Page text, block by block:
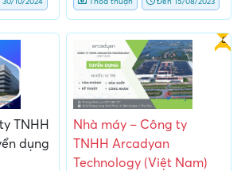
TNHH
dụng
Gấp
Nhà máy – Công ty
TNHH Arcadyan
Technology (Việt Nam)